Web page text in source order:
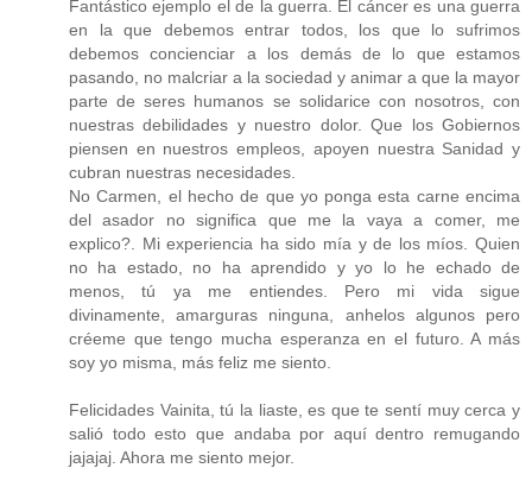
Fantástico ejemplo el de la guerra. El cáncer es una guerra
en la que debemos entrar todos, los que lo sufrimos
debemos concienciar a los demás de lo que estamos
pasando, no malcriar a la sociedad y animar a que la mayor
parte de seres humanos se solidarice con nosotros, con
nuestras debilidades y nuestro dolor. Que los Gobiernos
piensen en nuestros empleos, apoyen nuestra Sanidad y
cubran nuestras necesidades.
No Carmen, el hecho de que yo ponga esta carne encima
del asador no significa que me la vaya a comer, me
explico?. Mi experiencia ha sido mía y de los míos. Quien
no ha estado, no ha aprendido y yo lo he echado de
menos, tú ya me entiendes. Pero mi vida sigue
divinamente, amarguras ninguna, anhelos algunos pero
créeme que tengo mucha esperanza en el futuro. A más
soy yo misma, más feliz me siento.
Felicidades Vainita, tú la liaste, es que te sentí muy cerca y
salió todo esto que andaba por aquí dentro remugando
jajajaj. Ahora me siento mejor.